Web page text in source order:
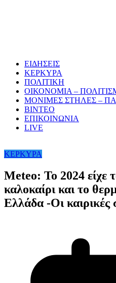
ΕΙΔΗΣΕΙΣ
ΚΕΡΚΥΡΑ
ΠΟΛΙΤΙΚΗ
ΟΙΚΟΝΟΜΙΑ –
ΜΟΝΙΜΕΣ ΣΤΗΛΕΣ –
ΒΙΝΤΕΟ
ΕΠΙΚΟΙΝΩΝΙΑ
LIVE
ΚΕΡΚΥΡΑ
Meteo: Το 2024 είχε
καλοκαίρι και το
Ελλάδα -Οι